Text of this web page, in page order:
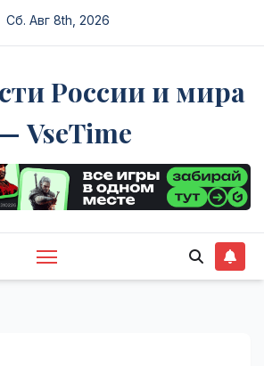
Сб. Авг 8th, 2026
России и мира
VseTime